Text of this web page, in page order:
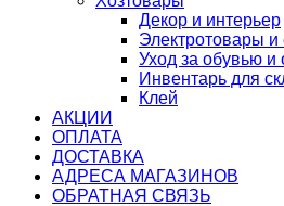
Декор и интерьер
Электротовары
Уход за обувью и
Инвентарь для
Клей
АКЦИИ
ОПЛАТА
ДОСТАВКА
АДРЕСА МАГАЗИНОВ
ОБРАТНАЯ СВЯЗЬ